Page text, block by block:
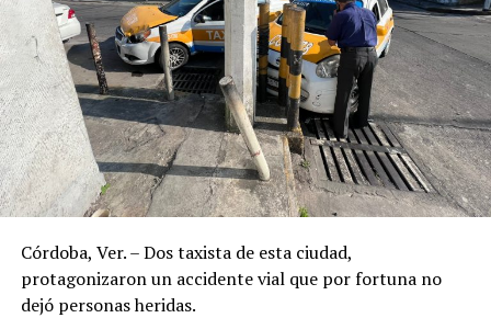
Córdoba, Ver. – Dos taxista de esta ciudad,
protagonizaron un accidente vial que por fortuna no
dejó personas heridas.